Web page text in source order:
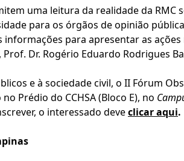
uma leitura da realidade da
para os órgãos de opinião
para apresentar as
Dr. Rogério Eduardo Rodrigues
e à sociedade civil, o II Fórum
Prédio do CCHSA (Bloco E), no
o interessado deveclicar aqui.